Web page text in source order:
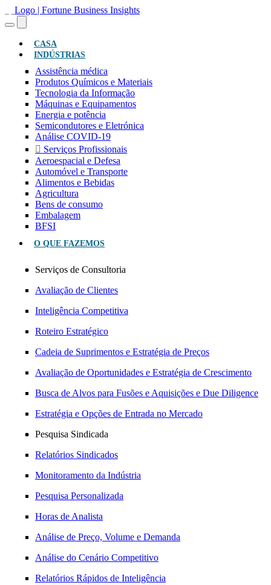
CASA
INDÚSTRIAS
Assistência médica
Produtos Químicos e Materiais
Tecnologia da Informação
Máquinas e Equipamentos
Energia e potência
Semicondutores e Eletrónica
Análise COVID-19
Serviços Profissionais
Aeroespacial e Defesa
Automóvel e Transporte
Alimentos e Bebidas
Agricultura
Bens de consumo
Embalagem
BFSI
O QUE FAZEMOS
Serviços de Consultoria
Avaliação de Clientes
Inteligência Competitiva
Roteiro Estratégico
Cadeia de Suprimentos e Estratégia de Preços
Avaliação de Oportunidades e Estratégia de Crescimento
Busca de Alvos para Fusões e Aquisições e Due Diligence
Estratégia e Opções de Entrada no Mercado
Pesquisa Sindicada
Relatórios Sindicados
Monitoramento da Indústria
Pesquisa Personalizada
Horas de Analista
Análise de Preço, Volume e Demanda
Análise do Cenário Competitivo
Relatórios Rápidos de Inteligência